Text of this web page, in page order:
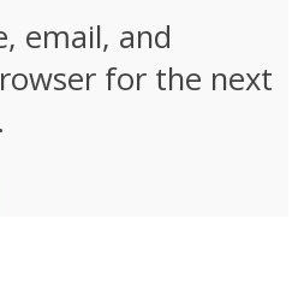
email, and
for the next